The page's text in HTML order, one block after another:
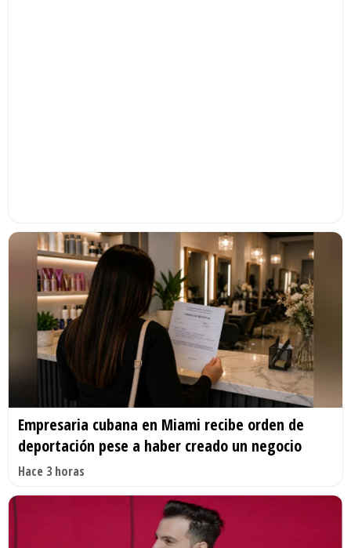
Empresaria cubana en Miami recibe orden de
deportación pese a haber creado un negocio
Hace 3 horas